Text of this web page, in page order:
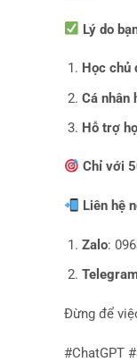
Lý do
Học chủ
Cá nhân
Hỗ trợ
Chỉ với
Liên hệ
Zalo:
Đừng để
#ChatGPT